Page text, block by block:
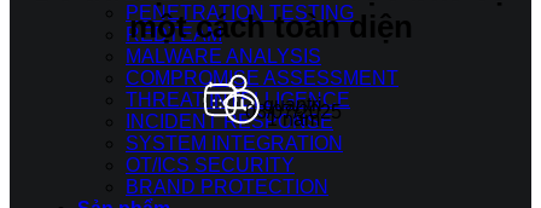
PENETRATION TESTING
REDTEAM
MALWARE ANALYSIS
COMPROMISE ASSESSMENT
THREAT INTELLIGENCE
INCIDENT RESPONSE
SYSTEM INTEGRATION
OT/ICS SECURITY
BRAND PROTECTION
một cách toàn diện
quantri
08/07/2025
1 năm